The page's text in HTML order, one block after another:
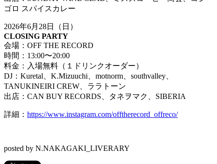
ゴロ スパイスカレー
2026年6月28日（日）
CLOSING PARTY
会場：OFF THE RECORD
時間：13:00〜20:00
料金：入場無料（１ドリンクオーダー）
DJ：Kuretal、K.Mizuuchi、motnorm、southvalley、
TANUKINEIRI CREW、ララトーン
出店：CAN BUY RECORDS、タネヲマク、SIBERIA
詳細： https://www.instagram.com/offtherecord_offreco/
posted by N.NAKAGAKI_LIVERARY